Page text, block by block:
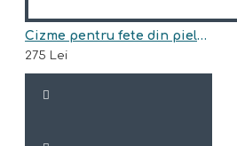
Cizme pentru fete din piele naturala model EVELYN
275 Lei